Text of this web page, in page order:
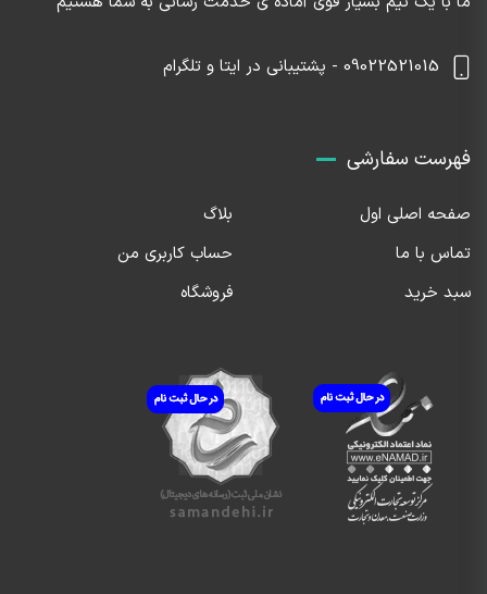
09022521015 - پشتیبانی در ایتا و تلگرام
فهرست سفارشی
صفحه اصلی اول
بلاگ
تماس با ما
حساب کاربری من
سبد خرید
فروشگاه